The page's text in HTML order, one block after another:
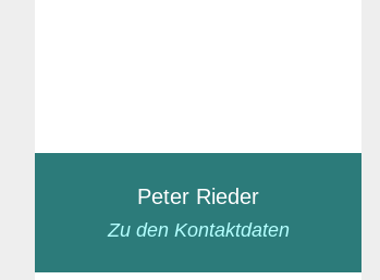
Peter Rieder
Zu den Kontaktdaten